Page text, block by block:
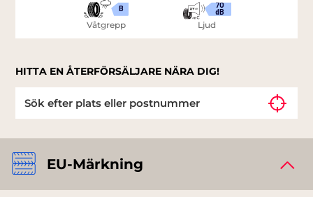
B
Våtgrepp
70
dB
Ljud
HITTA EN ÅTERFÖRSÄLJARE NÄRA DIG!
EU-Märkning